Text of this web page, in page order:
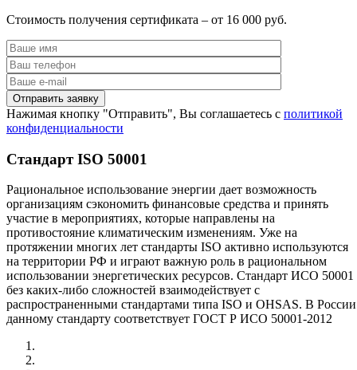
Стоимость получения сертификата – от 16 000 руб.
Нажимая кнопку "Отправить", Вы соглашаетесь с политикой
конфиденциальности
Стандарт ISO 50001
Рациональное использование энергии дает возможность
организациям сэкономить финансовые средства и принять
участие в мероприятиях, которые направлены на
противостояние климатическим изменениям. Уже на
протяжении многих лет стандарты ISO активно используются
на территории РФ и играют важную роль в рациональном
использовании энергетических ресурсов. Стандарт ИСО 50001
без каких-либо сложностей взаимодействует с
распространенными стандартами типа ISO и OHSAS. В России
данному стандарту соответствует ГОСТ Р ИСО 50001-2012